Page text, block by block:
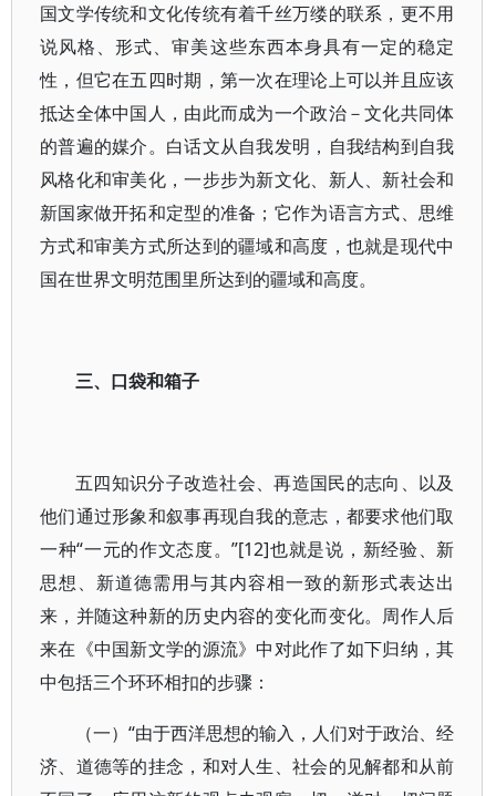
国文学传统和文化传统有着千丝万缕的联系，更不用
说风格、形式、审美这些东西本身具有一定的稳定
性，但它在五四时期，第一次在理论上可以并且应该
抵达全体中国人，由此而成为一个政治－文化共同体
的普遍的媒介。白话文从自我发明，自我结构到自我
风格化和审美化，一步步为新文化、新人、新社会和
新国家做开拓和定型的准备；它作为语言方式、思维
方式和审美方式所达到的疆域和高度，也就是现代中
国在世界文明范围里所达到的疆域和高度。
三、口袋和箱子
五四知识分子改造社会、再造国民的志向、以及
他们通过形象和叙事再现自我的意志，都要求他们取
一种“一元的作文态度。”[12]也就是说，新经验、新
思想、新道德需用与其内容相一致的新形式表达出
来，并随这种新的历史内容的变化而变化。周作人后
来在《中国新文学的源流》中对此作了如下归纳，其
中包括三个环环相扣的步骤：
（一）“由于西洋思想的输入，人们对于政治、经
济、道德等的挂念，和对人生、社会的见解都和从前